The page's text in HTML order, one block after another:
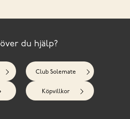
du hjälp?
Club Solemate
Köpvillkor